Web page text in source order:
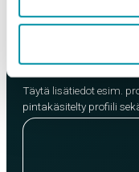
Lisätietoja
Täytä lisätiedot esim.
pintakäsitelty profiili